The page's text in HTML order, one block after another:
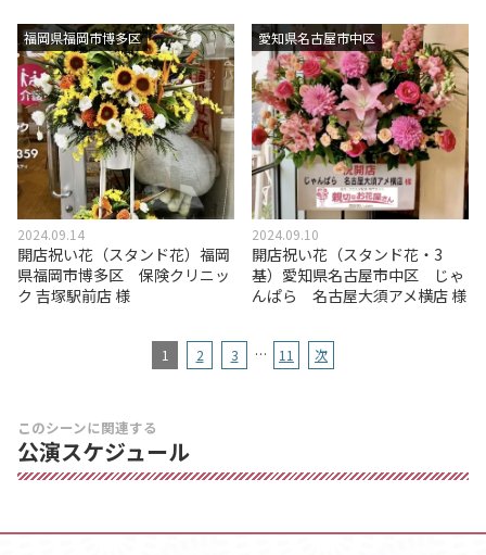
福岡県福岡市博多区
2024.09.14
開店祝い花（スタンド花）福岡
県福岡市博多区 保険クリニッ
ク 吉塚駅前店 様
愛知県名古屋市中区
2024.09.10
開店祝い花（スタンド花・3
基）愛知県名古屋市中区 じゃ
んぱら 名古屋大須アメ横店 様
1 2 3 … 11 次
このシーンに関連する
公演スケジュール